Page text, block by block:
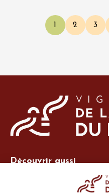
Pagination
Page courante
1 Page
2 Page
3
Découvrir aussi